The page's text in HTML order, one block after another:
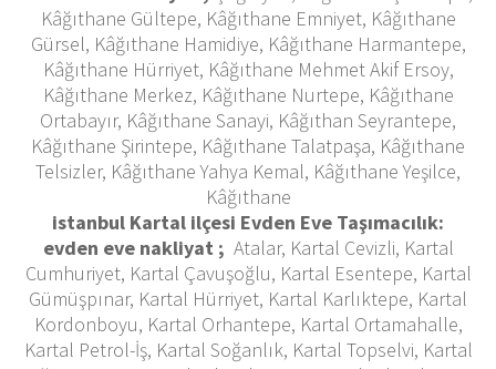
Kâğıthane Gültepe, Kâğıthane Emniyet, Kâğıthane
Gürsel, Kâğıthane Hamidiye, Kâğıthane Harmantepe,
Kâğıthane Hürriyet, Kâğıthane Mehmet Akif Ersoy,
Kâğıthane Merkez, Kâğıthane Nurtepe, Kâğıthane
Ortabayır, Kâğıthane Sanayi, Kâğıthan Seyrantepe,
Kâğıthane Şirintepe, Kâğıthane Talatpaşa, Kâğıthane
Telsizler, Kâğıthane Yahya Kemal, Kâğıthane Yeşilce,
Kâğıthane
istanbul Kartal ilçesi Evden Eve Taşımacılık:
evden eve nakliyat ; Atalar, Kartal Cevizli, Kartal
Cumhuriyet, Kartal Çavuşoğlu, Kartal Esentepe, Kartal
Gümüşpınar, Kartal Hürriyet, Kartal Karlıktepe, Kartal
Kordonboyu, Kartal Orhantepe, Kartal Ortamahalle,
Kartal Petrol-İş, Kartal Soğanlık, Kartal Topselvi, Kartal